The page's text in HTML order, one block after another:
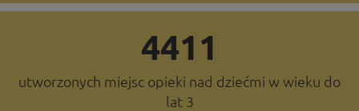
Dowiedz się o instytucjach w
Pobierz poradniki i publikacje
4411
utworzonych miejsc opieki nad dziećmi w wieku do
lat 3